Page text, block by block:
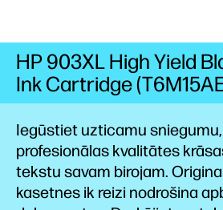
Iegūstiet uzticamu
profesionālas kvalitātes
tekstu savam birojam.
kasetnes ik reizi nodrošina
HP 903XL High Yield
Ink Cartridge